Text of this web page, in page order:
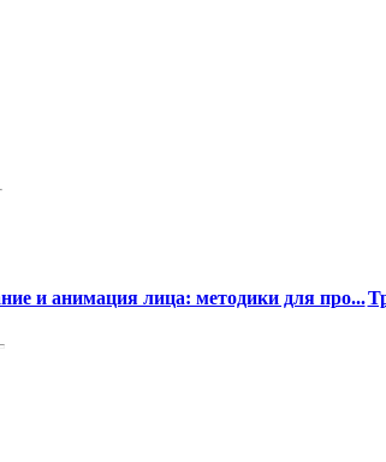
и анимация лица: методики для про...